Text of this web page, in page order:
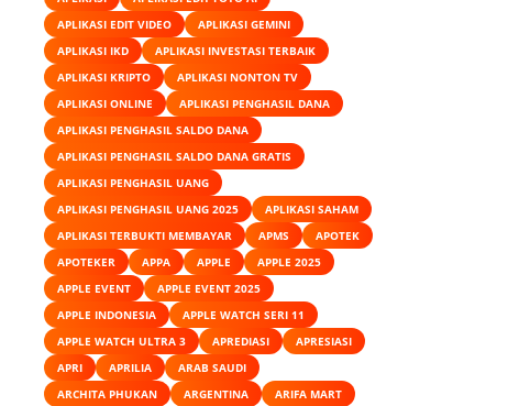
APLIKASI EDIT VIDEO
APLIKASI GEMINI
APLIKASI IKD
APLIKASI INVESTASI TERBAIK
APLIKASI KRIPTO
APLIKASI NONTON TV
APLIKASI ONLINE
APLIKASI PENGHASIL DANA
APLIKASI PENGHASIL SALDO DANA
APLIKASI PENGHASIL SALDO DANA GRATIS
APLIKASI PENGHASIL UANG
APLIKASI PENGHASIL UANG 2025
APLIKASI SAHAM
APLIKASI TERBUKTI MEMBAYAR
APMS
APOTEK
APOTEKER
APPA APPLE
APPLE 2025
APPLE EVENT
APPLE EVENT 2025
APPLE INDONESIA
APPLE WATCH SERI 11
APPLE WATCH ULTRA 3
APREDIASI
APRESIASI
APRI
APRILIA
ARAB SAUDI
ARCHITA PHUKAN
ARGENTINA
ARIFA MART